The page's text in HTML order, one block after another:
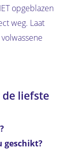
opgeblazen
weg. Laat
liefste
geschikt?